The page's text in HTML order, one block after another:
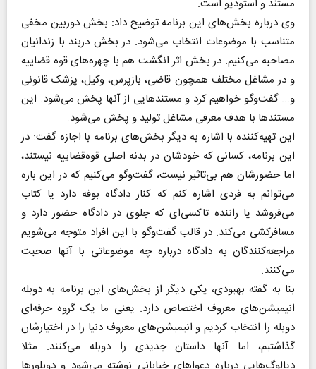
مستند و استودیو است.
وی درباره بخش‌‌های این برنامه توضیح داد: بخش دوربین مخفی
متناسب با موضوعات انتخاب می‌شود. در بخش دربند با زندانیان
مصاحبه می‌کنیم. در بخش اثر انگشت هم با چهره‌های قوه قضاییه
و در مشاغل مختلف همچون قاضی، بازپرس، وکیل، پزشک قانونی
و... گفت‌وگو خواهیم کرد و مستندهایی از آنها پخش می‌شود. این
مستندها با هدف معرفی مشاغل تولید و پخش می‌شود.
این تهیه‌کننده با اشاره به دیگر بخش‌های برنامه با اجازه گفت: در
این برنامه، کسانی که خودشان در بدنه اصلی قوه‌قضاییه نیستند،
اما حضورشان هم بی‌تاثیر نیست، گفت‌وگو می‌کنیم که در این باره
می‌توانم به فردی اشاره کنم که کنار دادگاه بوفه دارد یا کتاب
می‌فروشد یا راننده تاکسی‌ای که جلوی در دادگاه حضور دارد و
مسافرکشی می‌کند. در قالب گفت‌وگو با این افراد متوجه می‌شویم
مراجعه‌کنندگان به دادگاه درباره چه موضوعاتی با آنها صحبت
می‌کنند.
بنا به گفته بهبودی، یکی دیگر از بخش‌های این برنامه به دوبله
انیمیشن‌های معروف اختصاص دارد. یعنی ما یک گروه حرفه‌ای
دوبله را انتخاب کردیم و انیمیشن‌های معروف دنیا را در اختیارشان
گذاشتیم، اما آنها داستان جدیدی را دوبله می‌کنند. مثلا